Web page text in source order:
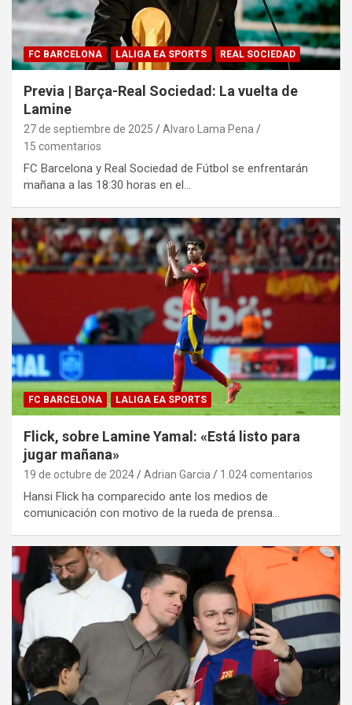
FC BARCELONA LALIGA EA SPORTS REAL SOCIEDAD
Previa | Barça-Real Sociedad: La vuelta de
Lamine
27 de septiembre de 2025
Alvaro Lama Pena
15 comentarios
FC Barcelona y Real Sociedad de Fútbol se enfrentarán
mañana a las 18:30 horas en el…
FC BARCELONA LALIGA EA SPORTS
Flick, sobre Lamine Yamal: «Está listo para
jugar mañana»
19 de octubre de 2024 Adrian Garcia 1.024 comentarios
Hansi Flick ha comparecido ante los medios de
comunicación con motivo de la rueda de prensa…